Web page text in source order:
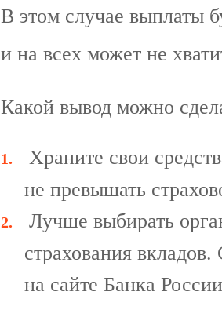
В этом случае выплаты
и на всех может не
Какой вывод можно
Храните свои
не превышать
Лучше выбирать
страхования
на сайте Банка